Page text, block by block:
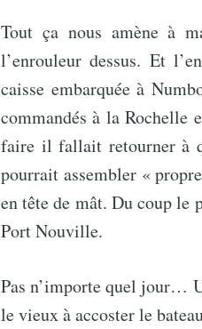
Tout ça nous amène à
l’enrouleur dessus. Et
caisse embarquée à
commandés à la Rochelle
faire il fallait retourner à
pourrait assembler «
en tête de mât. Du coup le
Port Nouville.
Pas n’importe quel jour…
le vieux à accoster le